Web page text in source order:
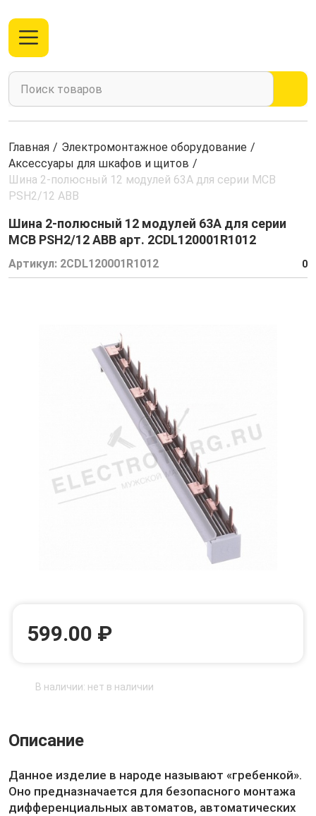
Главная / Электромонтажное оборудование /
Аксессуары для шкафов и щитов /
Шина 2-полюсный 12 модулей 63А для серии MCB
PSH2/12 ABB
Шина 2-полюсный 12 модулей 63А для серии
MCB PSH2/12 ABB арт. 2CDL120001R1012
Артикул: 2CDL120001R1012 0
599.00 ₽
В наличии: нет в наличии
Описание
Данное изделие в народе называют «гребенкой».
Оно предназначается для безопасного монтажа
дифференциальных автоматов, автоматических